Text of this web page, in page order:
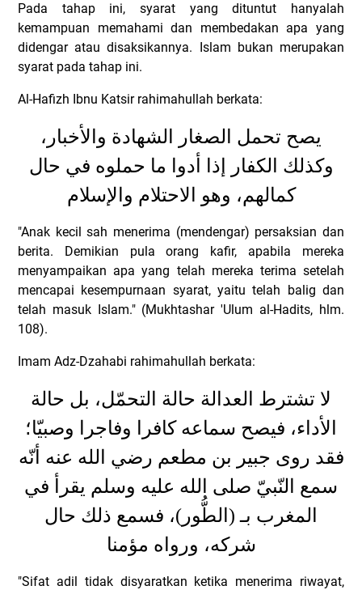
Pada tahap ini, syarat yang dituntut hanyalah
kemampuan memahami dan membedakan apa yang
didengar atau disaksikannya. Islam bukan merupakan
syarat pada tahap ini.
Al-Hafizh Ibnu Katsir rahimahullah berkata:
يصح تحمل الصغار الشهادة والأخبار،
وكذلك الكفار إذا أدوا ما حملوه في حال
كمالهم، وهو الاحتلام والإسلام
"Anak kecil sah menerima (mendengar) persaksian dan
berita. Demikian pula orang kafir, apabila mereka
menyampaikan apa yang telah mereka terima setelah
mencapai kesempurnaan syarat, yaitu telah balig dan
telah masuk Islam." (Mukhtashar 'Ulum al-Hadits, hlm.
108).
Imam Adz-Dzahabi rahimahullah berkata:
لا تشترط العدالة حالة التحمّل، بل حالة
الأداء، فيصح سماعه كافرا وفاجرا وصبيّا؛
فقد روى جبير بن مطعم رضي الله عنه أنّه
سمع النّبيّ صلى الله عليه وسلم يقرأ في
المغرب بـ (الطُّور)، فسمع ذلك حال
شركه، ورواه مؤمنا
"Sifat adil tidak disyaratkan ketika menerima riwayat,